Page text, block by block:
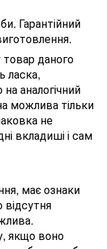
Гарантійний
товар даного
ласка,
аналогічний
можлива тільки
не
вкладиші і сам
має ознаки
якщо воно